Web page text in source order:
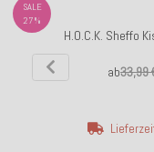
SALE
27%
H.O.C.K. Sheffo
ab33,99